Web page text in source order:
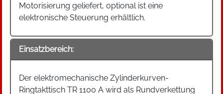
Motorisierung geliefert, optional ist eine
elektronische Steuerung erhältlich.
Einsatzbereich:
Der elektromechanische Zylinderkurven-
Ringtakttisch TR 1100 A wird als Rundverkettung